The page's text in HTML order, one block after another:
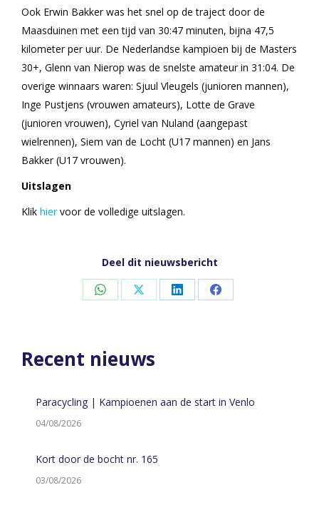
Ook Erwin Bakker was het snel op de traject door de
Maasduinen met een tijd van 30:47 minuten, bijna 47,5
kilometer per uur. De Nederlandse kampioen bij de Masters
30+, Glenn van Nierop was de snelste amateur in 31:04. De
overige winnaars waren: Sjuul Vleugels (junioren mannen),
Inge Pustjens (vrouwen amateurs), Lotte de Grave
(junioren vrouwen), Cyriel van Nuland (aangepast
wielrennen), Siem van de Locht (U17 mannen) en Jans
Bakker (U17 vrouwen).
Uitslagen
Klik hiervoor de volledige uitslagen.
Deel dit nieuwsbericht
Share Share Share Share
Recent nieuws
Paracycling | Kampioenen aan de start in Venlo
04/08/2026
Kort door de bocht nr. 165
03/08/2026